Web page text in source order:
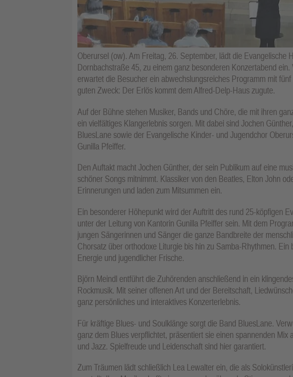
Oberursel (ow). Am Freitag, 26. September, lädt die Evangelische
Dornbachstraße 45, zu einem ganz besonderen Konzertabend
erwartet die Besucher ein abwechslungsreiches Programm mit
guten Zweck: Der Erlös kommt dem Alfred-Delp-Haus zugute.
Auf der Bühne stehen Musiker, Bands und Chöre, die mit ihren
ein vielfältiges Klangerlebnis sorgen. Mit dabei sind Jochen
BluesLane sowie der Evangelische Kinder- und Jugendchor
Gunilla Pfeiffer.
Den Auftakt macht Jochen Günther, der sein Publikum auf eine
schöner Songs mitnimmt. Klassiker von den Beatles, Elton John
Erinnerungen und laden zum Mitsummen ein.
Ein besonderer Höhepunkt wird der Auftritt des rund 25-köpfigen
unter der Leitung von Kantorin Gunilla Pfeiffer sein. Mit dem
jungen Sängerinnen und Sänger die ganze Bandbreite der
Chorsatz über orthodoxe Liturgie bis hin zu Samba-Rhythmen.
Energie und jugendlicher Frische.
Björn Meindl entführt die Zuhörenden anschließend in ein
Rockmusik. Mit seiner offenen Art und der Bereitschaft,
ganz persönliches und interaktives Konzerterlebnis.
Für kräftige Blues- und Soulklänge sorgt die Band BluesLane.
ganz dem Blues verpflichtet, präsentiert sie einen spannenden
und Jazz. Spielfreude und Leidenschaft sind hier garantiert.
Zum Träumen lädt schließlich Lea Lewalter ein, die als